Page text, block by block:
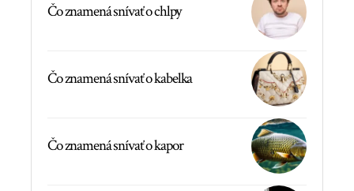
Čo znamená snívať o chlpy
Čo znamená snívať o kabelka
Čo znamená snívať o kapor